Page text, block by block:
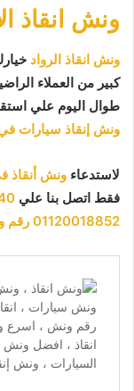
ونش انقاذ
ونش انقاذ الرواد
كبير من العملاء
طوال اليوم علي
ونش إنقاذ سيارات في
لاستدعاء ونش أنقاذ
فقط اتصل بنا علي
01120018852 رقم